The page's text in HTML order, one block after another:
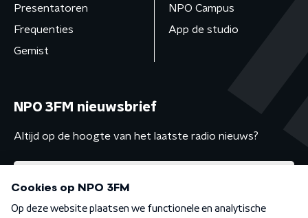
Presentatoren
Frequenties
Gemist
NPO Campus
App de studio
NPO 3FM nieuwsbrief
Altijd op de hoogte van het laatste radio nieuws?